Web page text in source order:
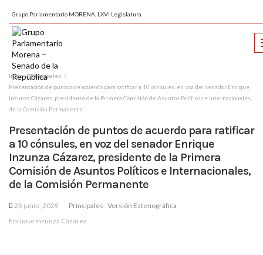
Grupo Parlamentario MORENA, LXVI Legislatura
Inicio
Principales
Presentación de puntos de acuerdo para ratificar a 10 cónsules, en voz del senador Enrique
Inzunza Cázarez, presidente de la Primera Comisión de Asuntos Políticos e Internacionales,
de la Comisión Permanente
Presentación de puntos de acuerdo para ratificar
a 10 cónsules, en voz del senador Enrique
Inzunza Cázarez, presidente de la Primera
Comisión de Asuntos Políticos e Internacionales,
de la Comisión Permanente
25 junio, 2025 Principales Versión Estenográfica
Enrique Inzunza Cázarez